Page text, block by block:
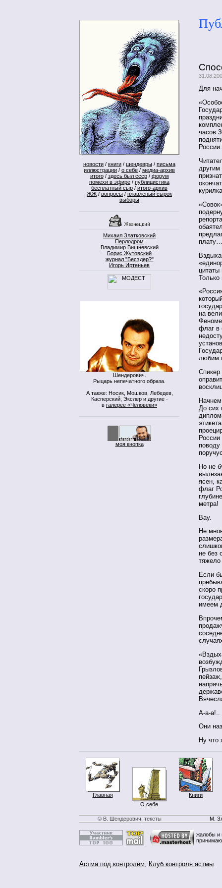
новости / книги / шендевры / письма
иллюстрации / о себе / медиа-архив
итого/ здесь был ссср/ форум
помехи в эфире / публицистика
бесплатный сыр / итого-архив
ЖЖ / вопросы / плавленый сырок
выборы
Михаил Златковский
Перлодром
Владимир Вишневский
Борис Жутовский
журнал "Бесэдер?"
Игорь Иртеньев
Шендерович.
Рыцарь непечатного образа.
А также: Носик, Мошков, Лебедев,
Касперский, Экслер и другие -
в галерее «Человеки»
моя кнопка
Для
часов
другим
плату…
Только
на
флаг в
любим
До сих
Но не
ясен,
флаг
метра!
Вау.
Не
не без
Если
скоро
имеем
А-а-а!..
Они
Ну что
Главная
О себе
Книги
© В. Шендерович, тексты М.
жалобы и
Астма под контролем, Клуб контроля астмы.